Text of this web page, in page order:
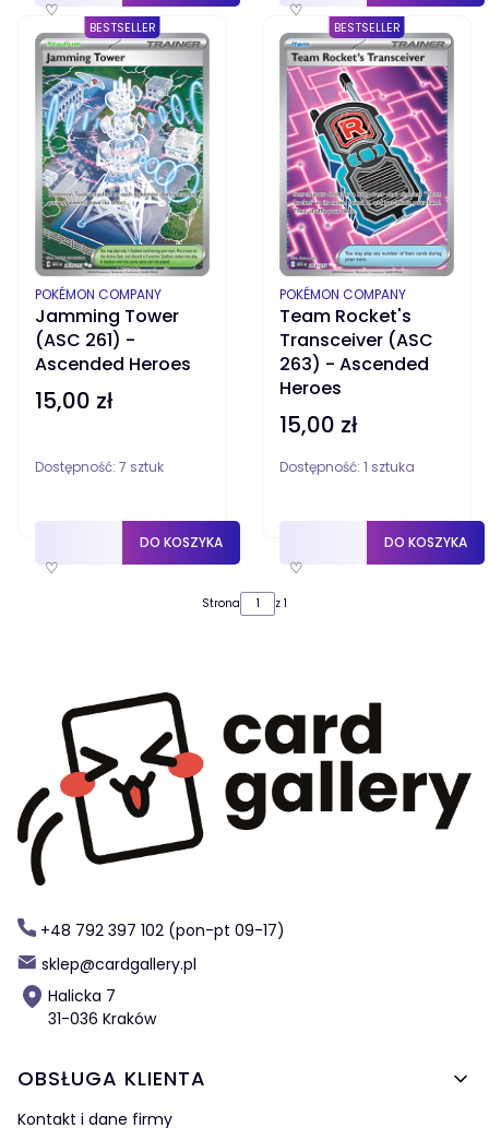
♡ ♡
BESTSELLER
Jamming Tower
(ASC 261) -
Ascended Heroes
PRODUCENT
POKÉMON COMPANY
Cena
15,00 zł
Dostępność: 7 sztuk
♡
DO KOSZYKA
BESTSELLER
Team Rocket's
Transceiver (ASC
263) - Ascended
Heroes
PRODUCENT
POKÉMON COMPANY
Cena
15,00 zł
Dostępność: 1 sztuka
♡
DO KOSZYKA
Strona z 1
+48 792 397 102 (pon-pt 09-17)
sklep@cardgallery.pl
Halicka 7
31-036 Kraków
Linki w stopce
OBSŁUGA KLIENTA
Kontakt i dane firmy